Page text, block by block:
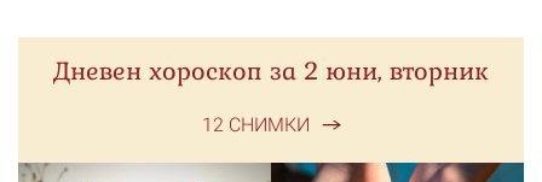
Дневен хороскоп за 2 юни, вторник
12 СНИМКИ